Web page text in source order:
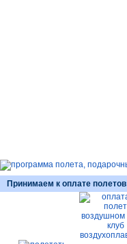
Принимаем к оплате полетов